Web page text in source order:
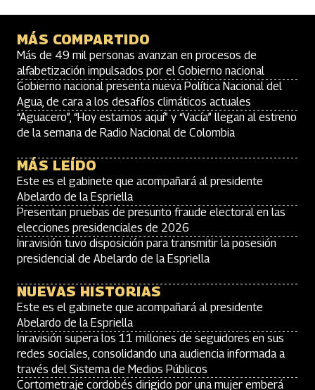
MÁS COMPARTIDO
Más de 49 mil personas avanzan en procesos de
alfabetización impulsados por el Gobierno nacional
Gobierno nacional presenta nueva Política Nacional del
Agua, de cara a los desafíos climáticos actuales
“Aguacero”, “Hoy estamos aquí” y “Vacía” llegan al estreno
de la semana de Radio Nacional de Colombia
MÁS LEÍDO
Este es el gabinete que acompañará al presidente
Abelardo de la Espriella
Presentan pruebas de presunto fraude electoral en las
elecciones presidenciales de 2026
Inravisión tuvo disposición para transmitir la posesión
presidencial de Abelardo de la Espriella
NUEVAS HISTORIAS
Este es el gabinete que acompañará al presidente
Abelardo de la Espriella
Inravisión supera los 11 millones de seguidores en sus
redes sociales, consolidando una audiencia informada a
través del Sistema de Medios Públicos
Cortometraje cordobés dirigido por una mujer emberá